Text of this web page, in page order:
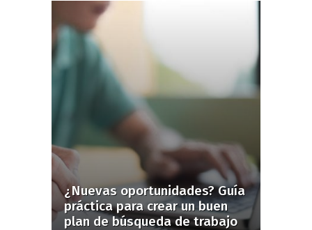
¿Nuevas oportunidades? Guía
práctica para crear un buen
plan de búsqueda de trabajo